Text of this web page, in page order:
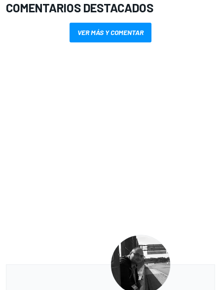
COMENTARIOS DESTACADOS
VER MÁS Y COMENTAR